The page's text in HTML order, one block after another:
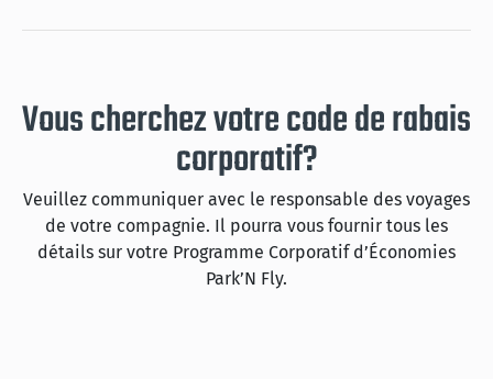
Vous cherchez votre code de rabais
corporatif?
Veuillez communiquer avec le responsable des voyages
de votre compagnie. Il pourra vous fournir tous les
détails sur votre Programme Corporatif d’Économies
Park’N Fly.